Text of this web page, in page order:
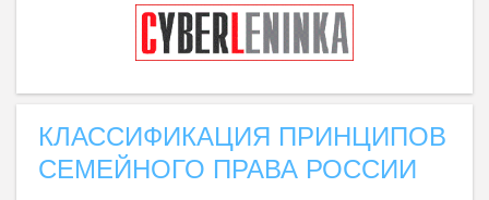
КЛАССИФИКАЦИЯ ПРИНЦИПОВ
СЕМЕЙНОГО ПРАВА РОССИИ